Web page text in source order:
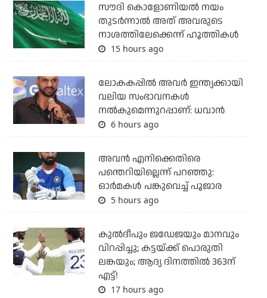
സൗദി കൊളോണിയല്‍ നയം
തുടര്‍ന്നാല്‍ അത് അവരുടെ
നാശത്തിലേക്കെന്ന് ഹൂത്തികള്‍
15 hours ago
ലോകകപ്പിൽ അവര്‍ ഇന്ത്യക്കായി
വലിയ സംഭാവനകള്‍
നല്‍കുമെന്നുറപ്പാണ്: ധവാന്‍
6 hours ago
അവന്‍ എനിക്കെതിരെ
പന്തെറിയില്ലെന്ന് പറഞ്ഞു:
ഓര്‍മകള്‍ പങ്കുവെച്ച് പൂജാര
5 hours ago
കുല്‍ദീപും ജഡേജയും മാനവും
വിറപ്പിച്ചു; കട്ടയ്ക്ക് പൊരുതി
ലങ്കയും; ആദ്യ ദിനത്തില്‍ 363ന്
എട്ട്!
17 hours ago